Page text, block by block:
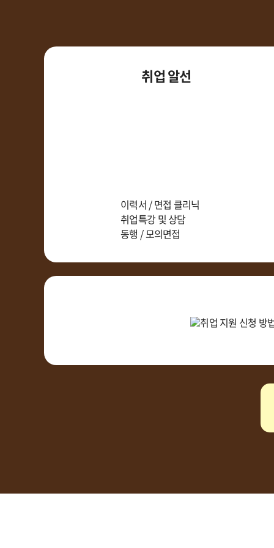
취업 알선
이력서 / 면접 클리닉
취업특강 및 상담
동행 / 모의면접